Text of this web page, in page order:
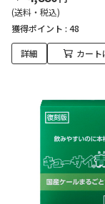
(送料・税込)
獲得ポイント : 48
詳細 カート